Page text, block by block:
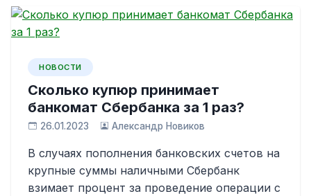
НОВОСТИ
Сколько купюр принимает
банкомат Сбербанка за 1 раз?
26.01.2023 Александр Новиков
В случаях пополнения банковских счетов на
крупные суммы наличными Сбербанк
взимает процент за проведение операции с